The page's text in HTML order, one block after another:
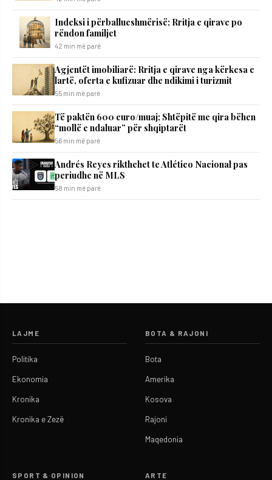
Indeksi i përballueshmërisë; Rritja e qirave po
rëndon familjet
42 min më parë
Agjentët imobiliarë: Rritja e qirave nga kërkesa e
lartë, oferta e kufizuar dhe ndikimi i turizmit
55 min më parë
Të paktën 600 euro/muaj; Shtëpitë me qira bëhen
“mollë e ndaluar” për shqiptarët
56 min më parë
Andrés Reyes rikthehet te Atlético Nacional pas
periudhe në MLS
58 min më parë
LAJME
Politika
Ekonomia
Kronika
Kronika e Zezë
BOTA & RAJONI
Bota
Amerika
Kosova
Rajoni
Maqedonia
SPORT & OPINION ARTE